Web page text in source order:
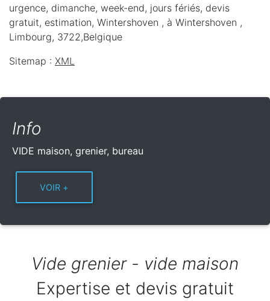
urgence, dimanche, week-end, jours fériés, devis
gratuit, estimation, Wintershoven , à Wintershoven ,
Limbourg, 3722,Belgique
Sitemap : XML
Info
VIDE maison, grenier, bureau
Vide grenier - vide maison
Expertise et devis gratuit